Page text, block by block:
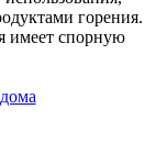
горения.
имеет спорную